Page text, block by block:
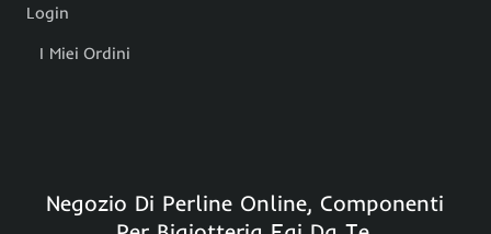
Login
I Miei Ordini
Negozio Di Perline Online, Componenti